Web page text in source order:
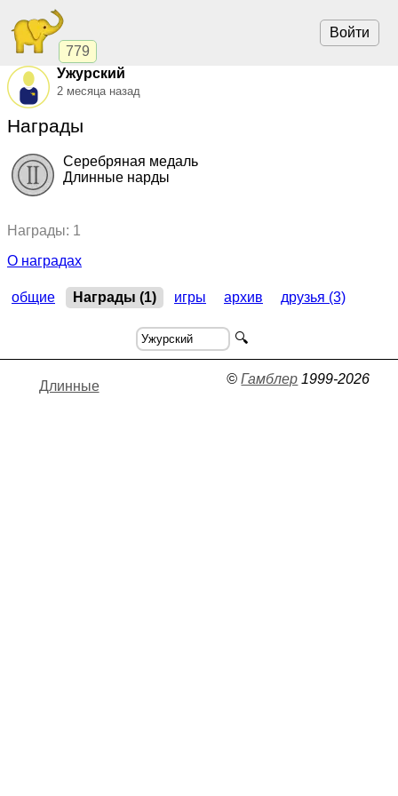
779
Войти
Ужурский
2 месяца назад
Награды
Серебряная медаль
Длинные нарды
Награды: 1
О наградах
общие Награды (1) игры архив друзья (3)
🔍
Длинные ©Гамблер 1999-2026